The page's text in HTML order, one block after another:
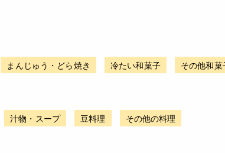
まんじゅう・どら焼き 冷たい和菓子 その他和菓
汁物・スープ 豆料理 その他の料理